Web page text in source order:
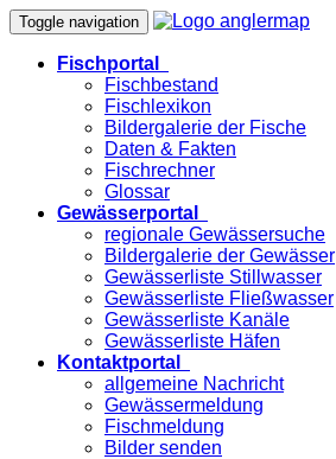
Toggle navigation
Fischportal
Fischbestand
Fischlexikon
Bildergalerie der Fische
Daten & Fakten
Fischrechner
Glossar
Gewässerportal
regionale Gewässersuche
Bildergalerie der Gewässer
Gewässerliste Stillwasser
Gewässerliste Fließwasser
Gewässerliste Kanäle
Gewässerliste Häfen
Kontaktportal
allgemeine Nachricht
Gewässermeldung
Fischmeldung
Bilder senden